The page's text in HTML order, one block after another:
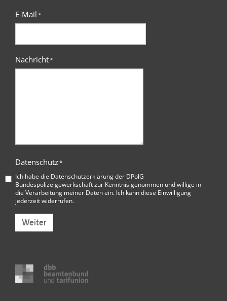
E-Mail*
Nachricht*
Datenschutz*
Ich habe die Datenschutzerklärung der DPolG
Bundespolizeigewerkschaftzur Kenntnis genommen und willige in
die Verarbeitung meiner Daten ein. Ich kann diese Einwilligung
jederzeit widerrufen.
Weiter